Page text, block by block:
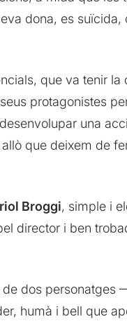
dona, es suïcida,
que va tenir la
protagonistes
una
que deixem de
Broggi, simple i
director i ben
dos personatges
humà i bell que